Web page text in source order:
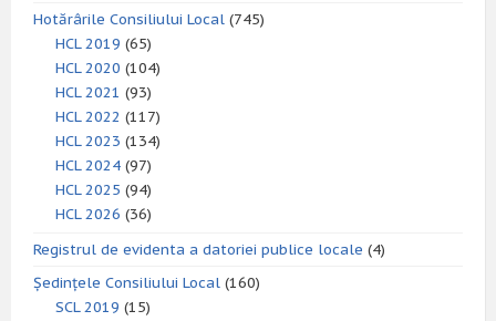
Hotărârile Consiliului Local (745)
HCL 2019 (65)
HCL 2020 (104)
HCL 2021 (93)
HCL 2022 (117)
HCL 2023 (134)
HCL 2024 (97)
HCL 2025 (94)
HCL 2026 (36)
Registrul de evidenta a datoriei publice locale (4)
Ședințele Consiliului Local (160)
SCL 2019 (15)